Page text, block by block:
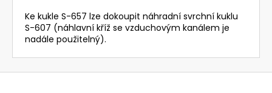
Ke kukle S-657 lze dokoupit náhradní svrchní kuklu
S-607 (náhlavní kříž se vzduchovým kanálem je
nadále použitelný).
Z